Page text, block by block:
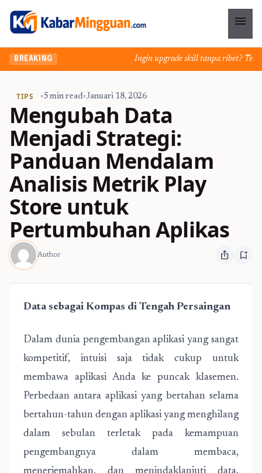
menu
BREAKING Ingin upgrade skill tanpa ribet?
TIPS •5 min read•Januari 18, 2026
Mengubah Data
Menjadi Strategi:
Panduan Mendalam
Analisis Metrik Play
Store untuk
Pertumbuhan Aplikas
Author ios_share bookmark_add
Data sebagai Kompas di Tengah Persaingan
Dalam dunia pengembangan aplikasi yang sangat
kompetitif, intuisi saja tidak cukup untuk
membawa aplikasi Anda ke puncak klasemen.
Perbedaan antara aplikasi yang bertahan selama
bertahun-tahun dengan aplikasi yang menghilang
dalam sebulan terletak pada kemampuan
pengembangnya dalam membaca,